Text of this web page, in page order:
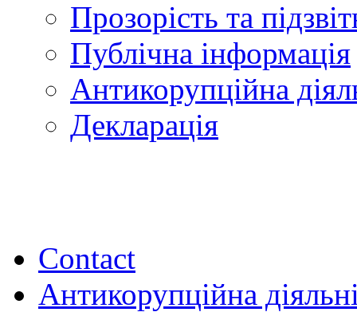
Прозорість та
Публічна інформація
Антикорупційна
Декларація
Contact
Антикорупційна